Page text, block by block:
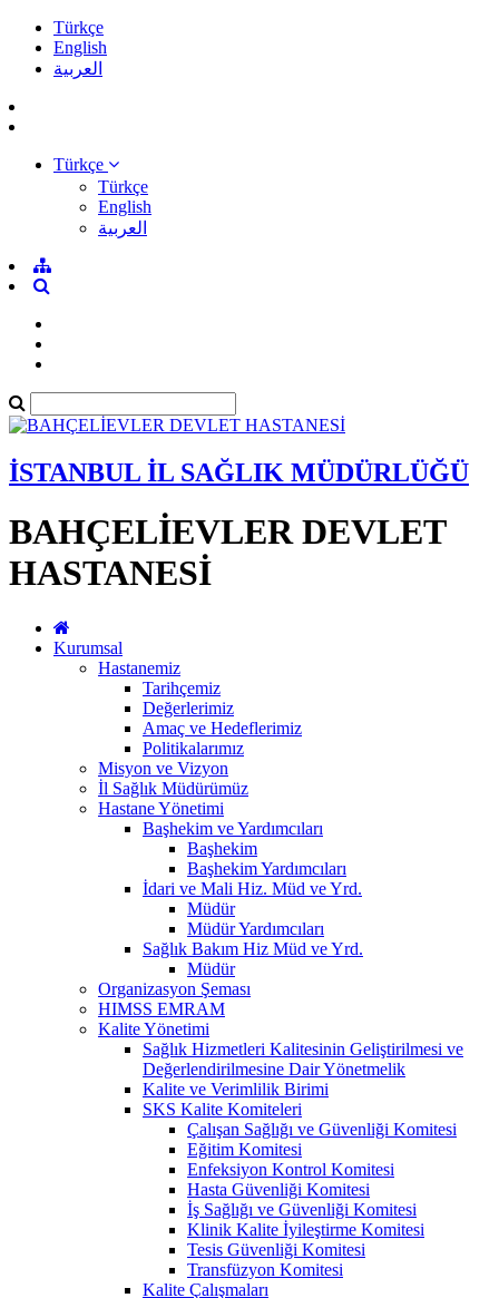
Türkçe
English
العربية
Türkçe
Türkçe
English
العربية
İSTANBUL İL SAĞLIK MÜDÜRLÜĞÜ
BAHÇELİEVLER DEVLET
HASTANESİ
Kurumsal
Hastanemiz
Tarihçemiz
Değerlerimiz
Amaç ve Hedeflerimiz
Politikalarımız
Misyon ve Vizyon
İl Sağlık Müdürümüz
Hastane Yönetimi
Başhekim ve Yardımcıları
Başhekim
Başhekim Yardımcıları
İdari ve Mali Hiz. Müd ve Yrd.
Müdür
Müdür Yardımcıları
Sağlık Bakım Hiz Müd ve Yrd.
Müdür
Organizasyon Şeması
HIMSS EMRAM
Kalite Yönetimi
Sağlık Hizmetleri Kalitesinin Geliştirilmesi ve
Değerlendirilmesine Dair Yönetmelik
Kalite ve Verimlilik Birimi
SKS Kalite Komiteleri
Çalışan Sağlığı ve Güvenliği Komitesi
Eğitim Komitesi
Enfeksiyon Kontrol Komitesi
Hasta Güvenliği Komitesi
İş Sağlığı ve Güvenliği Komitesi
Klinik Kalite İyileştirme Komitesi
Tesis Güvenliği Komitesi
Transfüzyon Komitesi
Kalite Çalışmaları